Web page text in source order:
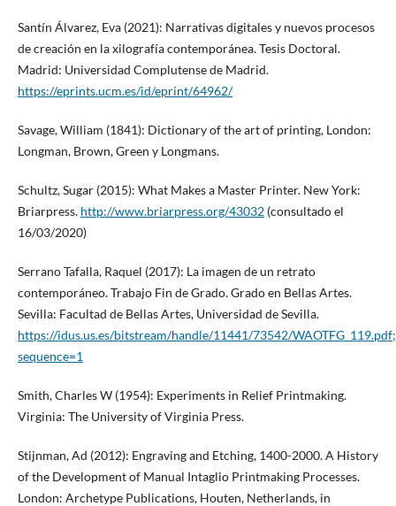
Santín Álvarez, Eva (2021): Narrativas digitales y nuevos procesos
de creación en la xilografía contemporánea. Tesis Doctoral.
Madrid: Universidad Complutense de Madrid.
https://eprints.ucm.es/id/eprint/64962/
Savage, William (1841): Dictionary of the art of printing, London:
Longman, Brown, Green y Longmans.
Schultz, Sugar (2015): What Makes a Master Printer. New York:
Briarpress. http://www.briarpress.org/43032(consultado el
16/03/2020)
Serrano Tafalla, Raquel (2017): La imagen de un retrato
contemporáneo. Trabajo Fin de Grado. Grado en Bellas Artes.
Sevilla: Facultad de Bellas Artes, Universidad de Sevilla.
https://idus.us.es/bitstream/handle/11441/73542/
sequence=1
Smith, Charles W (1954): Experiments in Relief Printmaking.
Virginia: The University of Virginia Press.
Stijnman, Ad (2012): Engraving and Etching, 1400-2000. A History
of the Development of Manual Intaglio Printmaking Processes.
London: Archetype Publications, Houten, Netherlands, in